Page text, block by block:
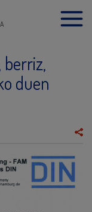
duen